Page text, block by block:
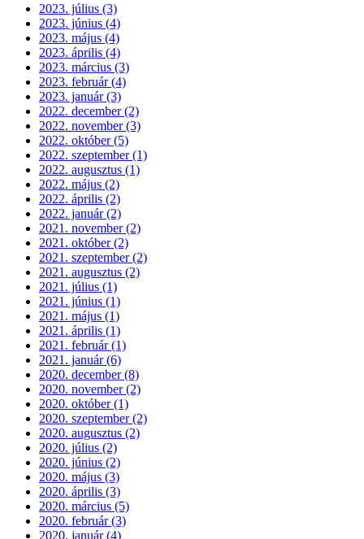
2023. július (3)
2023. június (4)
2023. május (4)
2023. április (4)
2023. március (3)
2023. február (4)
2023. január (3)
2022. december (2)
2022. november (3)
2022. október (5)
2022. szeptember (1)
2022. augusztus (1)
2022. május (2)
2022. április (2)
2022. január (2)
2021. november (2)
2021. október (2)
2021. szeptember (2)
2021. augusztus (2)
2021. július (1)
2021. június (1)
2021. május (1)
2021. április (1)
2021. február (1)
2021. január (6)
2020. december (8)
2020. november (2)
2020. október (1)
2020. szeptember (2)
2020. augusztus (2)
2020. július (2)
2020. június (2)
2020. május (3)
2020. április (3)
2020. március (5)
2020. február (3)
2020. január (4)